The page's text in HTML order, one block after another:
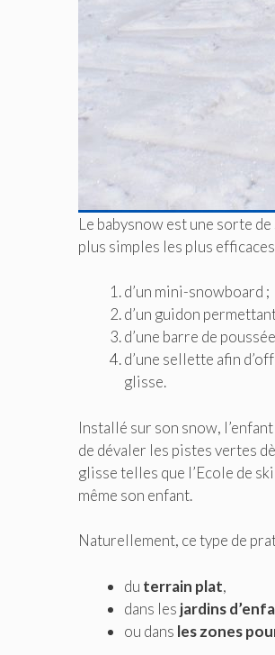
Le babysnow est une sorte de
plus simples les plus
d’un mini-snowboard ;
d’un guidon
d’une barre de
d’une sellette afin
glisse.
Installé sur son snow,
de dévaler les pistes vertes
glisse telles que l’Ecole de
même son enfant.
Naturellement, ce type de
du terrain plat,
dans les jardins
ou dans les zones